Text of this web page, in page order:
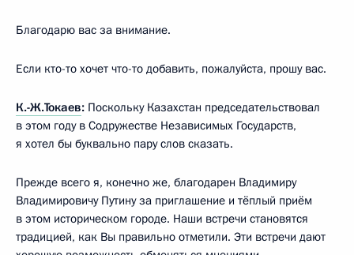
Благодарю вас за внимание.
Если кто-то хочет что-то добавить, пожалуйста, прошу вас.
К.-Ж.Токаев: Поскольку Казахстан председательствовал
в этом году в Содружестве Независимых Государств,
я хотел бы буквально пару слов сказать.
Прежде всего я, конечно же, благодарен Владимиру
Владимировичу Путину за приглашение и тёплый приём
в этом историческом городе. Наши встречи становятся
традицией, как Вы правильно отметили. Эти встречи дают